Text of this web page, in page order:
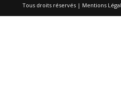
Tous droits réservés | Mentions